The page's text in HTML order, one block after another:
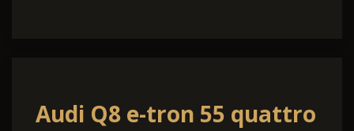
Audi Q8 e-tron 55 quattro